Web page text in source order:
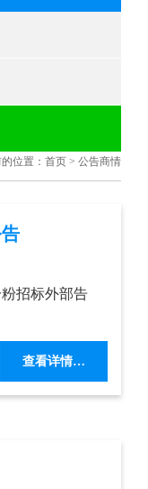
位置： 首页 > 公告商情
招标外部告
查看详情…